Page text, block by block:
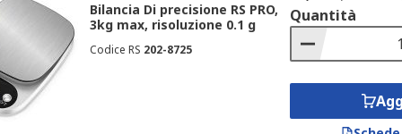
per adattarsi a diverse necessità:
Bilancia Di precisione RS PRO,
3kg max, risoluzione 0.1 g
Codice RS 202-8725
Quantità